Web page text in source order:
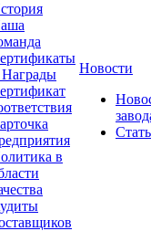
в
Новости